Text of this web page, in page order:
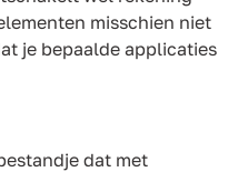
misschien niet
je bepaalde applicaties
dat met